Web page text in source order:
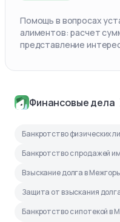
Помощь в вопросах
алиментов: расчет
представление
Финансовые дела
Банкротство физических
Банкротство с продажей
Взыскание долга в
Защита от взыскания
Банкротство с ипотекой в